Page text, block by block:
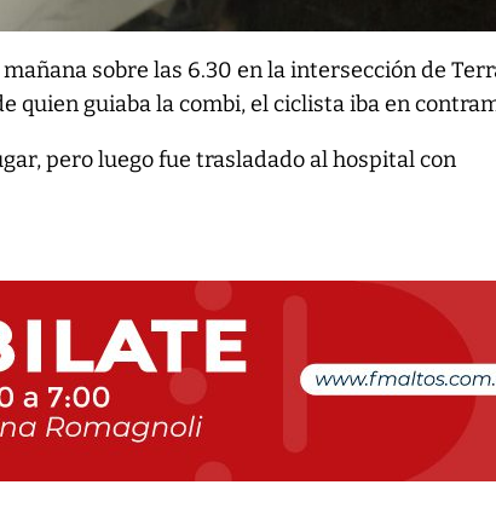
sobre las 6.30 en la intersección de
quien guiaba la combi, el ciclista iba en
pero luego fue trasladado al hospital con